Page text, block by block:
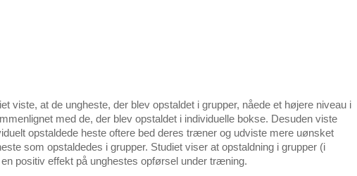
viste, at de ungheste, der blev opstaldet i grupper, nåede et højere niveau i
med de, der blev opstaldet i individuelle bokse. Desuden viste
opstaldede heste oftere bed deres træner og udviste mere uønsket
som opstaldedes i grupper. Studiet viser at opstaldning i grupper (i
positiv effekt på unghestes opførsel under træning.